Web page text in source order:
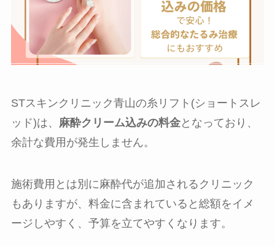
STスキンクリニック青山の糸リフト(ショートスレ
ッド)は、 麻酔クリーム込みの料金となっており、
余計な費用が発生しません。
施術費用とは別に麻酔代が追加されるクリニック
もありますが、料金に含まれていると総額をイメ
ージしやすく、予算を立てやすくなります。